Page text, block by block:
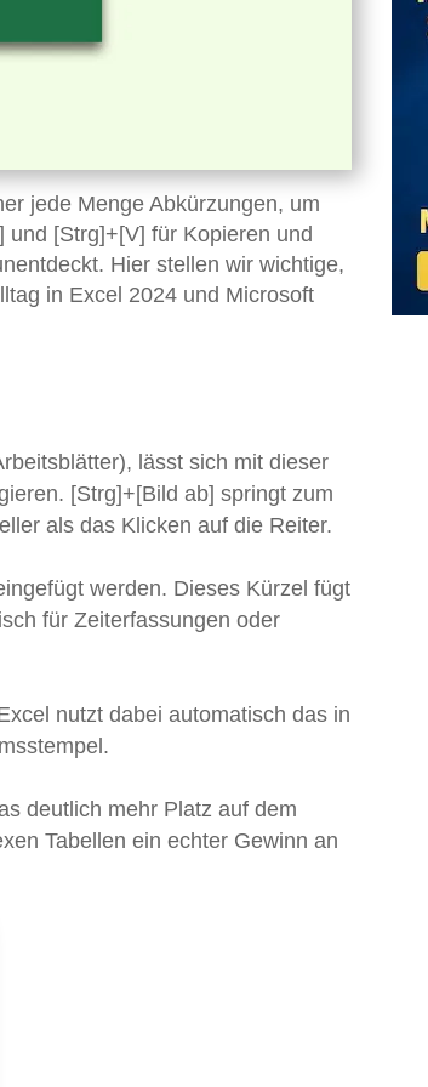
jede Menge Abkürzungen, um
und [Strg]+[V] für Kopieren und
Hier stellen wir wichtige,
in Excel 2024 und Microsoft
lässt sich mit dieser
[Strg]+[Bild ab] springt zum
als das Klicken auf die Reiter.
werden. Dieses Kürzel fügt
für Zeiterfassungen oder
nutzt dabei automatisch das in
deutlich mehr Platz auf dem
Tabellen ein echter Gewinn an